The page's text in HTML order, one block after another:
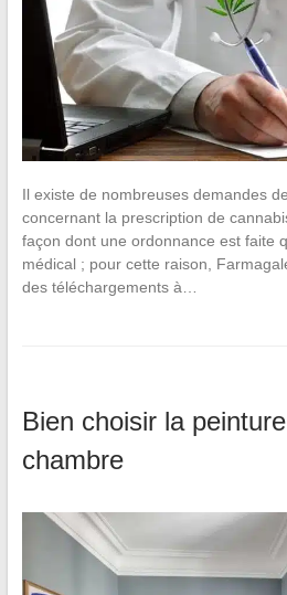
Il existe de nombreuses demandes
concernant la prescription de
façon dont une ordonnance est faite
médical ; pour cette raison,
des téléchargements à…
Bien choisir la
chambre